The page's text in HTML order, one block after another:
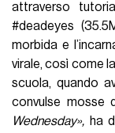
attraverso
#deadeyes
morbida e
virale, così come
scuola, quando
convulse mosse
Wednesday», ha